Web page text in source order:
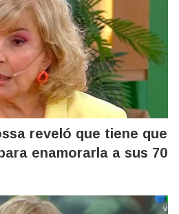
reveló que tiene que
enamorarla a sus 70